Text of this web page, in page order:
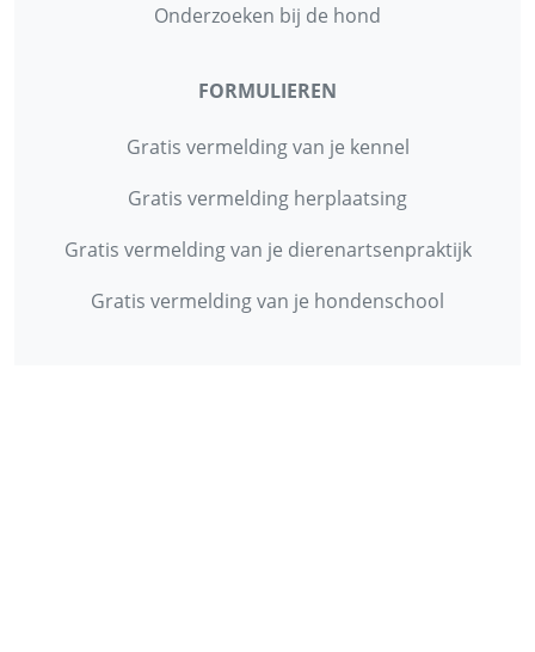
Onderzoeken bij de hond
FORMULIEREN
Gratis vermelding van je kennel
Gratis vermelding herplaatsing
Gratis vermelding van je dierenartsenpraktijk
Gratis vermelding van je hondenschool